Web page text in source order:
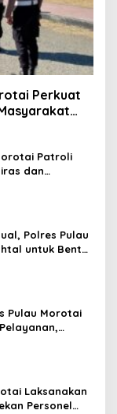
Perkuat
Patroli
dan
Polres Pulau
untuk Bentuk
Pulau Morotai
Laksanakan
Personel